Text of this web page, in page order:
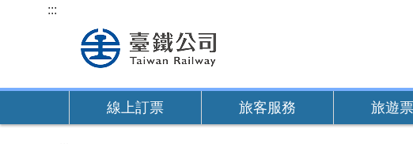
內
:::
線上訂票 旅客服務 旅遊